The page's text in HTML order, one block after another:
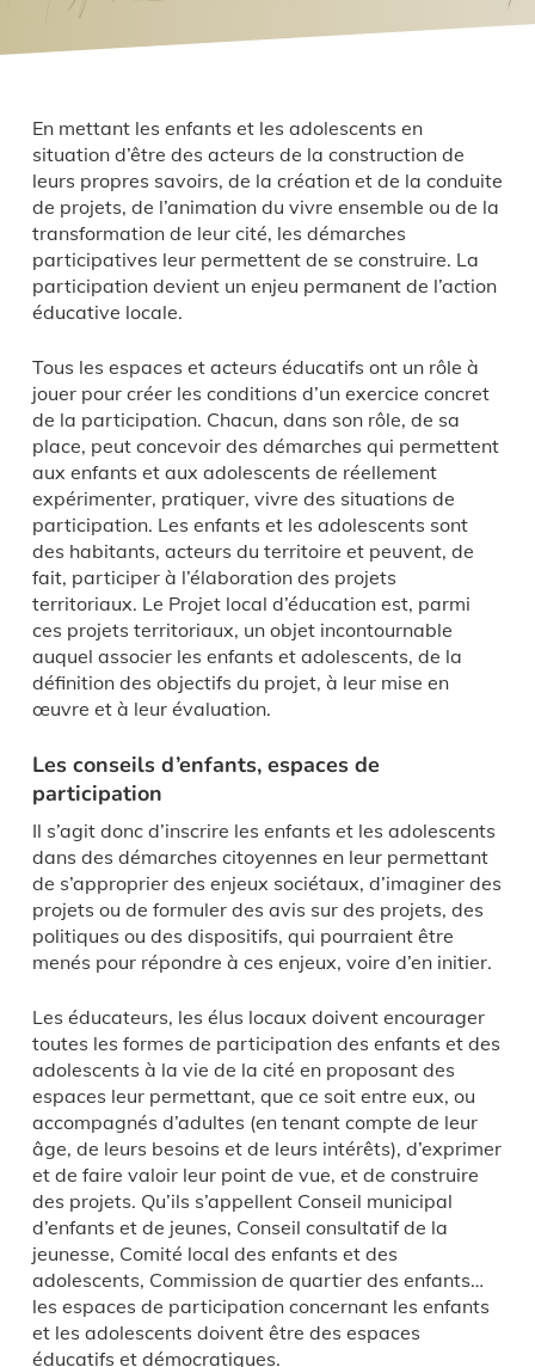
En mettant les enfants et les adolescents en
situation d’être des acteurs de la construction de
leurs propres savoirs, de la création et de la conduite
de projets, de l’animation du vivre ensemble ou de la
transformation de leur cité, les démarches
participatives leur permettent de se construire. La
participation devient un enjeu permanent de l’action
éducative locale.
Tous les espaces et acteurs éducatifs ont un rôle à
jouer pour créer les conditions d’un exercice concret
de la participation. Chacun, dans son rôle, de sa
place, peut concevoir des démarches qui permettent
aux enfants et aux adolescents de réellement
expérimenter, pratiquer, vivre des situations de
participation. Les enfants et les adolescents sont
des habitants, acteurs du territoire et peuvent, de
fait, participer à l’élaboration des projets
territoriaux. Le Projet local d’éducation est, parmi
ces projets territoriaux, un objet incontournable
auquel associer les enfants et adolescents, de la
définition des objectifs du projet, à leur mise en
œuvre et à leur évaluation.
Les conseils d’enfants, espaces de
participation
Il s’agit donc d’inscrire les enfants et les adolescents
dans des démarches citoyennes en leur permettant
de s’approprier des enjeux sociétaux, d’imaginer des
projets ou de formuler des avis sur des projets, des
politiques ou des dispositifs, qui pourraient être
menés pour répondre à ces enjeux, voire d’en initier.
Les éducateurs, les élus locaux doivent encourager
toutes les formes de participation des enfants et des
adolescents à la vie de la cité en proposant des
espaces leur permettant, que ce soit entre eux, ou
accompagnés d’adultes (en tenant compte de leur
âge, de leurs besoins et de leurs intérêts), d’exprimer
et de faire valoir leur point de vue, et de construire
des projets. Qu’ils s’appellent Conseil municipal
d’enfants et de jeunes, Conseil consultatif de la
jeunesse, Comité local des enfants et des
adolescents, Commission de quartier des enfants…
les espaces de participation concernant les enfants
et les adolescents doivent être des espaces
éducatifs et démocratiques.